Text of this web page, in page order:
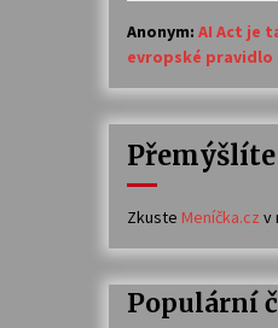
Anonym: AI Act je
evropské pravidlo
Zkuste Meníčka.cz v
Populární